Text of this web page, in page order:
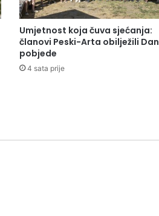
Umjetnost koja čuva sjećanja:
članovi Peski-Arta obilježili Dan
pobjede
4 sata prije